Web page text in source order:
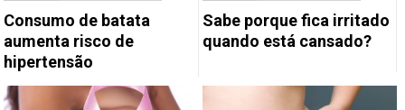
Consumo de batata
aumenta risco de
hipertensão
Sabe porque fica irritado
quando está cansado?